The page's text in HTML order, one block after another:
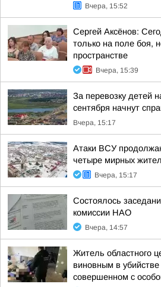
Вчера, 15:52
Сергей Аксёнов:
только на поле боя,
пространстве
Вчера, 15:39
За перевозку детей
сентября начнут
Вчера, 15:17
Атаки ВСУ
четыре мирных
Вчера, 15:17
Состоялось
комиссии НАО
Вчера, 14:57
Житель областного
виновным в
совершенном с